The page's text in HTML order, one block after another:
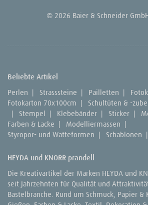
© 2026 Baier & Schneider
Beliebte Artikel
Perlen | Strasssteine | Pailletten |
Fotokarton 70x100cm | Schultüten & -
|
Stempel | Klebebänder | Sticker |
Farben & Lacke | Modelliermassen |
Styropor- und Watteformen | Schablonen |
HEYDA und KNORR prandell
Die Kreativartikel der Marken HEYDA und
seit Jahrzehnten für Qualität und
Bastelbranche. Rund um Schmuck, Papier